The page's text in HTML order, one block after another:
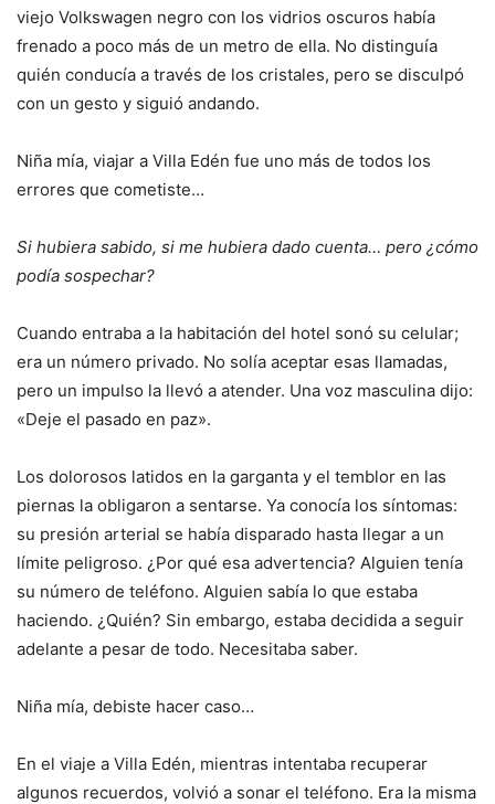
viejo Volkswagen negro con los vidrios oscuros había
frenado a poco más de un metro de ella. No distinguía
quién conducía a través de los cristales, pero se disculpó
con un gesto y siguió andando.
Niña mía, viajar a Villa Edén fue uno más de todos los
errores que cometiste…
Si hubiera sabido, si me hubiera dado cuenta… pero ¿cómo
podía sospechar?
Cuando entraba a la habitación del hotel sonó su celular;
era un número privado. No solía aceptar esas llamadas,
pero un impulso la llevó a atender. Una voz masculina dijo:
«Deje el pasado en paz».
Los dolorosos latidos en la garganta y el temblor en las
piernas la obligaron a sentarse. Ya conocía los síntomas:
su presión arterial se había disparado hasta llegar a un
límite peligroso. ¿Por qué esa advertencia? Alguien tenía
su número de teléfono. Alguien sabía lo que estaba
haciendo. ¿Quién? Sin embargo, estaba decidida a seguir
adelante a pesar de todo. Necesitaba saber.
Niña mía, debiste hacer caso…
En el viaje a Villa Edén, mientras intentaba recuperar
algunos recuerdos, volvió a sonar el teléfono. Era la misma